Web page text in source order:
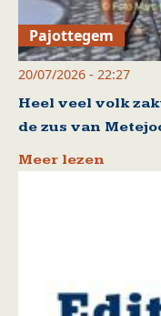
Pajottegem
20/07/2026 - 22:27
Heel veel volk
de zus van
Meer lezen